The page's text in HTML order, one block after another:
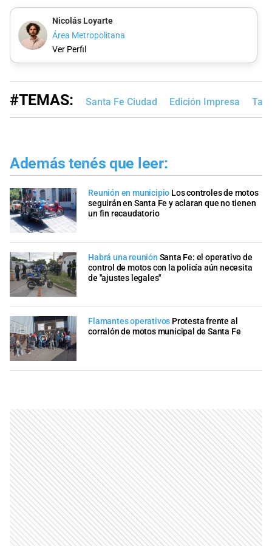
Nicolás Loyarte
Área Metropolitana
Ver Perfil
#TEMAS: Santa Fe Ciudad Edición Impresa
Además tenés que leer:
Reunión en municipio Los controles de motos
seguirán en Santa Fe y aclaran que no tienen
un fin recaudatorio
Habrá una reunión Santa Fe: el operativo de
control de motos con la policía aún necesita
de "ajustes legales"
Flamantes operativos Protesta frente al
corralón de motos municipal de Santa Fe